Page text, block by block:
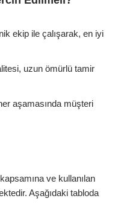
ekip ile çalışarak, en iyi
uzun ömürlü tamir
aşamasında müşteri
ve kullanılan
Aşağıdaki tabloda